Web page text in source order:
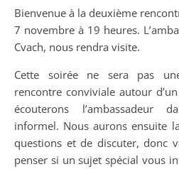
Bienvenue à la deuxième rencontre de l’automne, mercredi
7 novembre à 19 heures.
Cvach, nous rendra visite.
Cette soirée ne sera pas
rencontre conviviale autour
écouterons l’ambassadeur
informel. Nous aurons ensuite
questions et de discuter, donc
penser si un sujet spécial vous